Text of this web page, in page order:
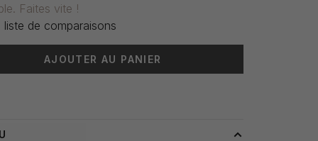
Faites vite !
liste de comparaisons
AJOUTER AU PANIER